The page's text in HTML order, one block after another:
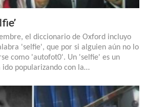
el diccionario de Oxford incluyo
'selfie', que por si alguien aún no lo
como 'autofot0'. Un 'selfie' es un
popularizando con la…